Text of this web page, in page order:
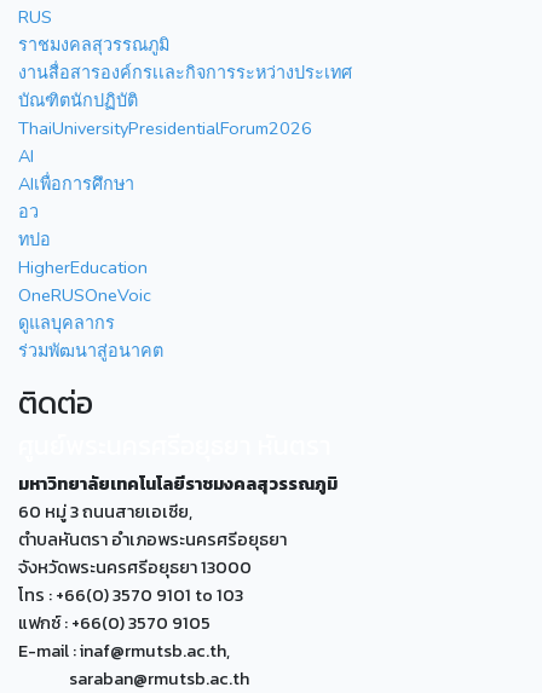
RUS
ราชมงคลสุวรรณภูมิ
งานสื่อสารองค์กรเเละกิจการระหว่างประเทศ
บัณฑิตนักปฏิบัติ
ThaiUniversityPresidentialForum2026
AI
AIเพื่อการศึกษา
อว
ทปอ
HigherEducation
OneRUSOneVoic
ดูแลบุคลากร
ร่วมพัฒนาสู่อนาคต
ติดต่อ
มหาวิทยาลัยเทคโนโลยีราชมงคลสุวรรณภูมิ
60 หมู่ 3 ถนนสายเอเซีย,
ตำบลหันตรา อำเภอพระนครศรีอยุธยา
จังหวัดพระนครศรีอยุธยา 13000
โทร : +66(0) 3570 9101 to 103
แฟกซ์ : +66(0) 3570 9105
E-mail : inaf@rmutsb.ac.th,
saraban@rmutsb.ac.th